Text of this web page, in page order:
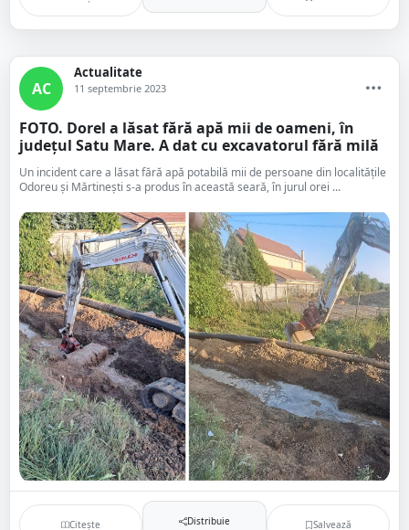
AC
Actualitate
11 septembrie 2023
FOTO. Dorel a lăsat fără apă mii de oameni, în
județul Satu Mare. A dat cu excavatorul fără milă
Un incident care a lăsat fără apă potabilă mii de persoane din localitățile
Odoreu și Mărtinești s-a produs în această seară, în jurul orei ...
Citește Distribuie Salvează